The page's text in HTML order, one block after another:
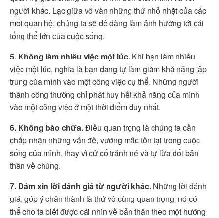
người khác. Lạc giữa vô vàn những thứ nhỏ nhặt của các
mối quan hệ, chúng ta sẽ dễ dàng làm ảnh hưởng tới cái
tổng thể lớn của cuộc sống.
5. Không làm nhiều việc một lúc. Khi bạn làm nhiều
việc một lúc, nghĩa là bạn đang tự làm giảm khả năng tập
trung của mình vào một công việc cụ thể. Những người
thành công thường chỉ phát huy hết khả năng của mình
vào một công việc ở một thời điểm duy nhất.
6. Không bào chữa.Điều quan trọng là chúng ta cần
chấp nhận những vấn đề, vướng mắc tồn tại trong cuộc
sống của mình, thay vì cứ cố tránh né và tự lừa dối bản
thân về chúng.
7. Dám xin lời đánh giá từ người khác. Những lời đánh
giá, góp ý chân thành là thứ vô cùng quan trọng, nó có
thể cho ta biết được cái nhìn về bản thân theo một hướng